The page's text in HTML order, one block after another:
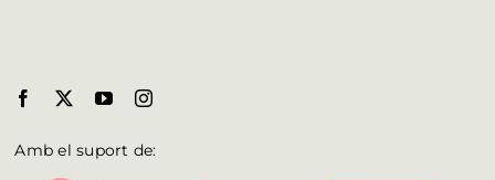
Amb el suport de: